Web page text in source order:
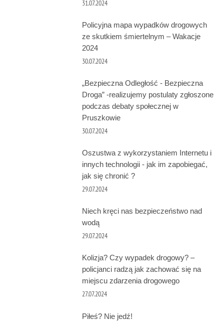
31.07.2024
Policyjna mapa wypadków drogowych
ze skutkiem śmiertelnym – Wakacje
2024
30.07.2024
„Bezpieczna Odległość - Bezpieczna
Droga” -realizujemy postulaty zgłoszone
podczas debaty społecznej w
Pruszkowie
30.07.2024
Oszustwa z wykorzystaniem Internetu i
innych technologii - jak im zapobiegać,
jak się chronić ?
29.07.2024
Niech kręci nas bezpieczeństwo nad
wodą
29.07.2024
Kolizja? Czy wypadek drogowy? –
policjanci radzą jak zachować się na
miejscu zdarzenia drogowego
27.07.2024
Piłeś? Nie jedź!